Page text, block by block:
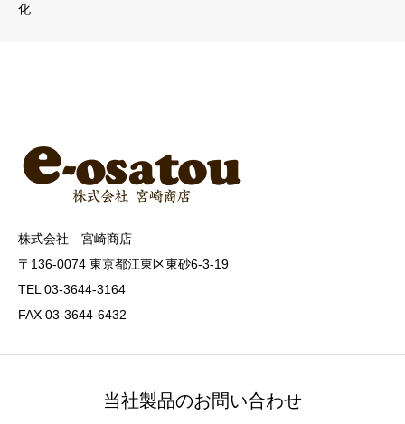
化
株式会社 宮崎商店
〒136-0074 東京都江東区東砂6-3-19
TEL 03-3644-3164
FAX 03-3644-6432
当社製品のお問い合わせ